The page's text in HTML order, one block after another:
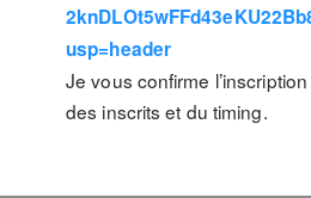
usp=header
Je vous confirme
des inscrits et du timing.